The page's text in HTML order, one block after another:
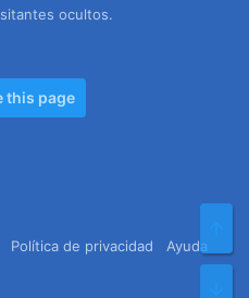
ocultos.
this page
Política de privacidad
Ayuda